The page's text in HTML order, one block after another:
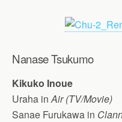
Nanase Tsukumo
Kikuko Inoue
Uraha inAir (TV/Movie)
Sanae Furukawa in